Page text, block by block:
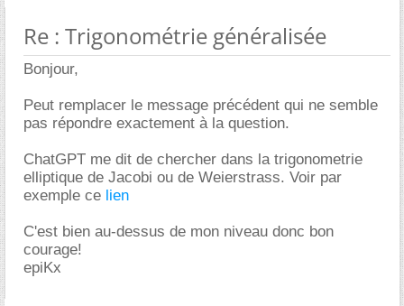
Re : Trigonométrie généralisée
Bonjour,
Peut remplacer le message précédent qui ne semble
pas répondre exactement à la question.
ChatGPT me dit de chercher dans la trigonometrie
elliptique de Jacobi ou de Weierstrass. Voir par
exemple ce lien
C'est bien au-dessus de mon niveau donc bon
courage!
epiKx